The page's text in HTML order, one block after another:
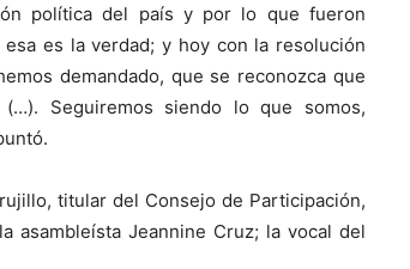
política del país y por lo que fueron
es la verdad; y hoy con la resolución
demandado, que se reconozca que
Seguiremos siendo lo que somos,
titular del Consejo de Participación,
asambleísta Jeannine Cruz; la vocal del